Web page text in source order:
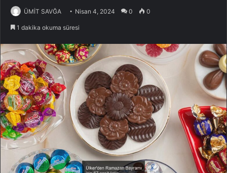
ÜMİT SAVĞA Nisan 4, 2024 0 0
1 dakika okuma süresi